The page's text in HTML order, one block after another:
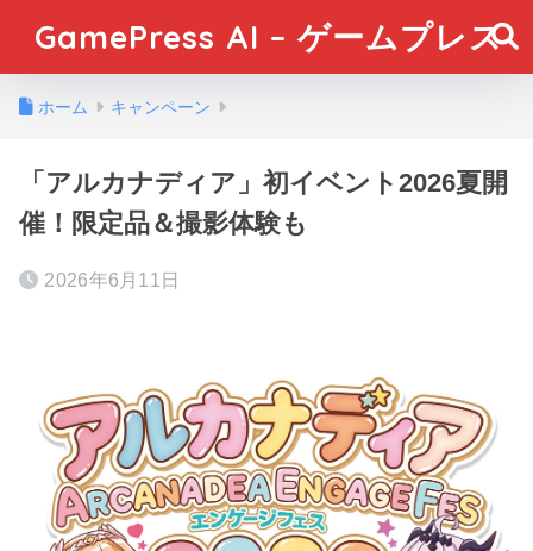
GamePress AI – ゲームプレス
ホーム キャンペーン
「アルカナディア」初イベント2026夏開
催！限定品＆撮影体験も
2026年6月11日